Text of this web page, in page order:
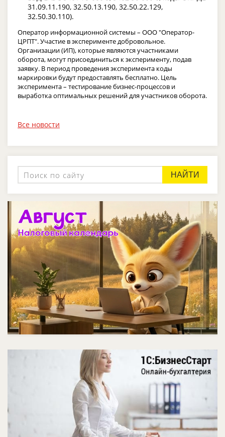
31.09.11.190, 32.50.13.190, 32.50.22.129,
32.50.30.110).
Оператор информационной системы – ООО "Оператор-
ЦРПТ". Участие в эксперименте добровольное.
Организации (ИП), которые являются участниками
оборота, могут присоединиться к эксперименту, подав
заявку. В период проведения эксперимента коды
маркировки будут предоставлять бесплатно. Цель
эксперимента – тестирование бизнес-процессов и
выработка оптимальных решений для участников оборота.
Все новости
НАЙТИ